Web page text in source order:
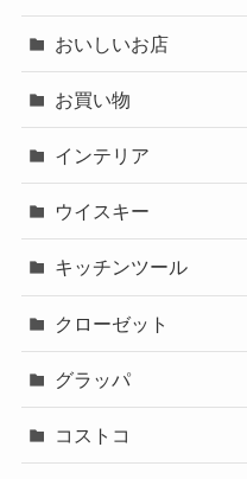
おいしいお店
お買い物
インテリア
ウイスキー
キッチンツール
クローゼット
グラッパ
コストコ